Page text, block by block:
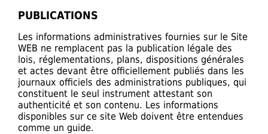
PUBLICATIONS
Les informations administratives fournies sur le Site
WEB ne remplacent pas la publication légale des
lois, réglementations, plans, dispositions générales
et actes devant être officiellement publiés dans les
journaux officiels des administrations publiques, qui
constituent le seul instrument attestant son
authenticité et son contenu. Les informations
disponibles sur ce site Web doivent être entendues
comme un guide.